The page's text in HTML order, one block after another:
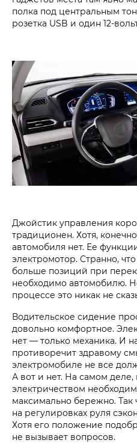
полка под центральным
розетка USB и один 12-
Джойстик управления
традиционен. Хотя,
автомобиля нет. Ее
электромотор. Странно,
больше позиций при
необходимо автомобилю.
процессе это никак не
Водительское сидение
довольно комфортное.
нет — только механика. И
противоречит здравому
электромобиле не все
А вот и нет. На самом
электричеством
максимально бережно. Так
на регулировках руля
Хотя его положение
не вызывает вопросов.